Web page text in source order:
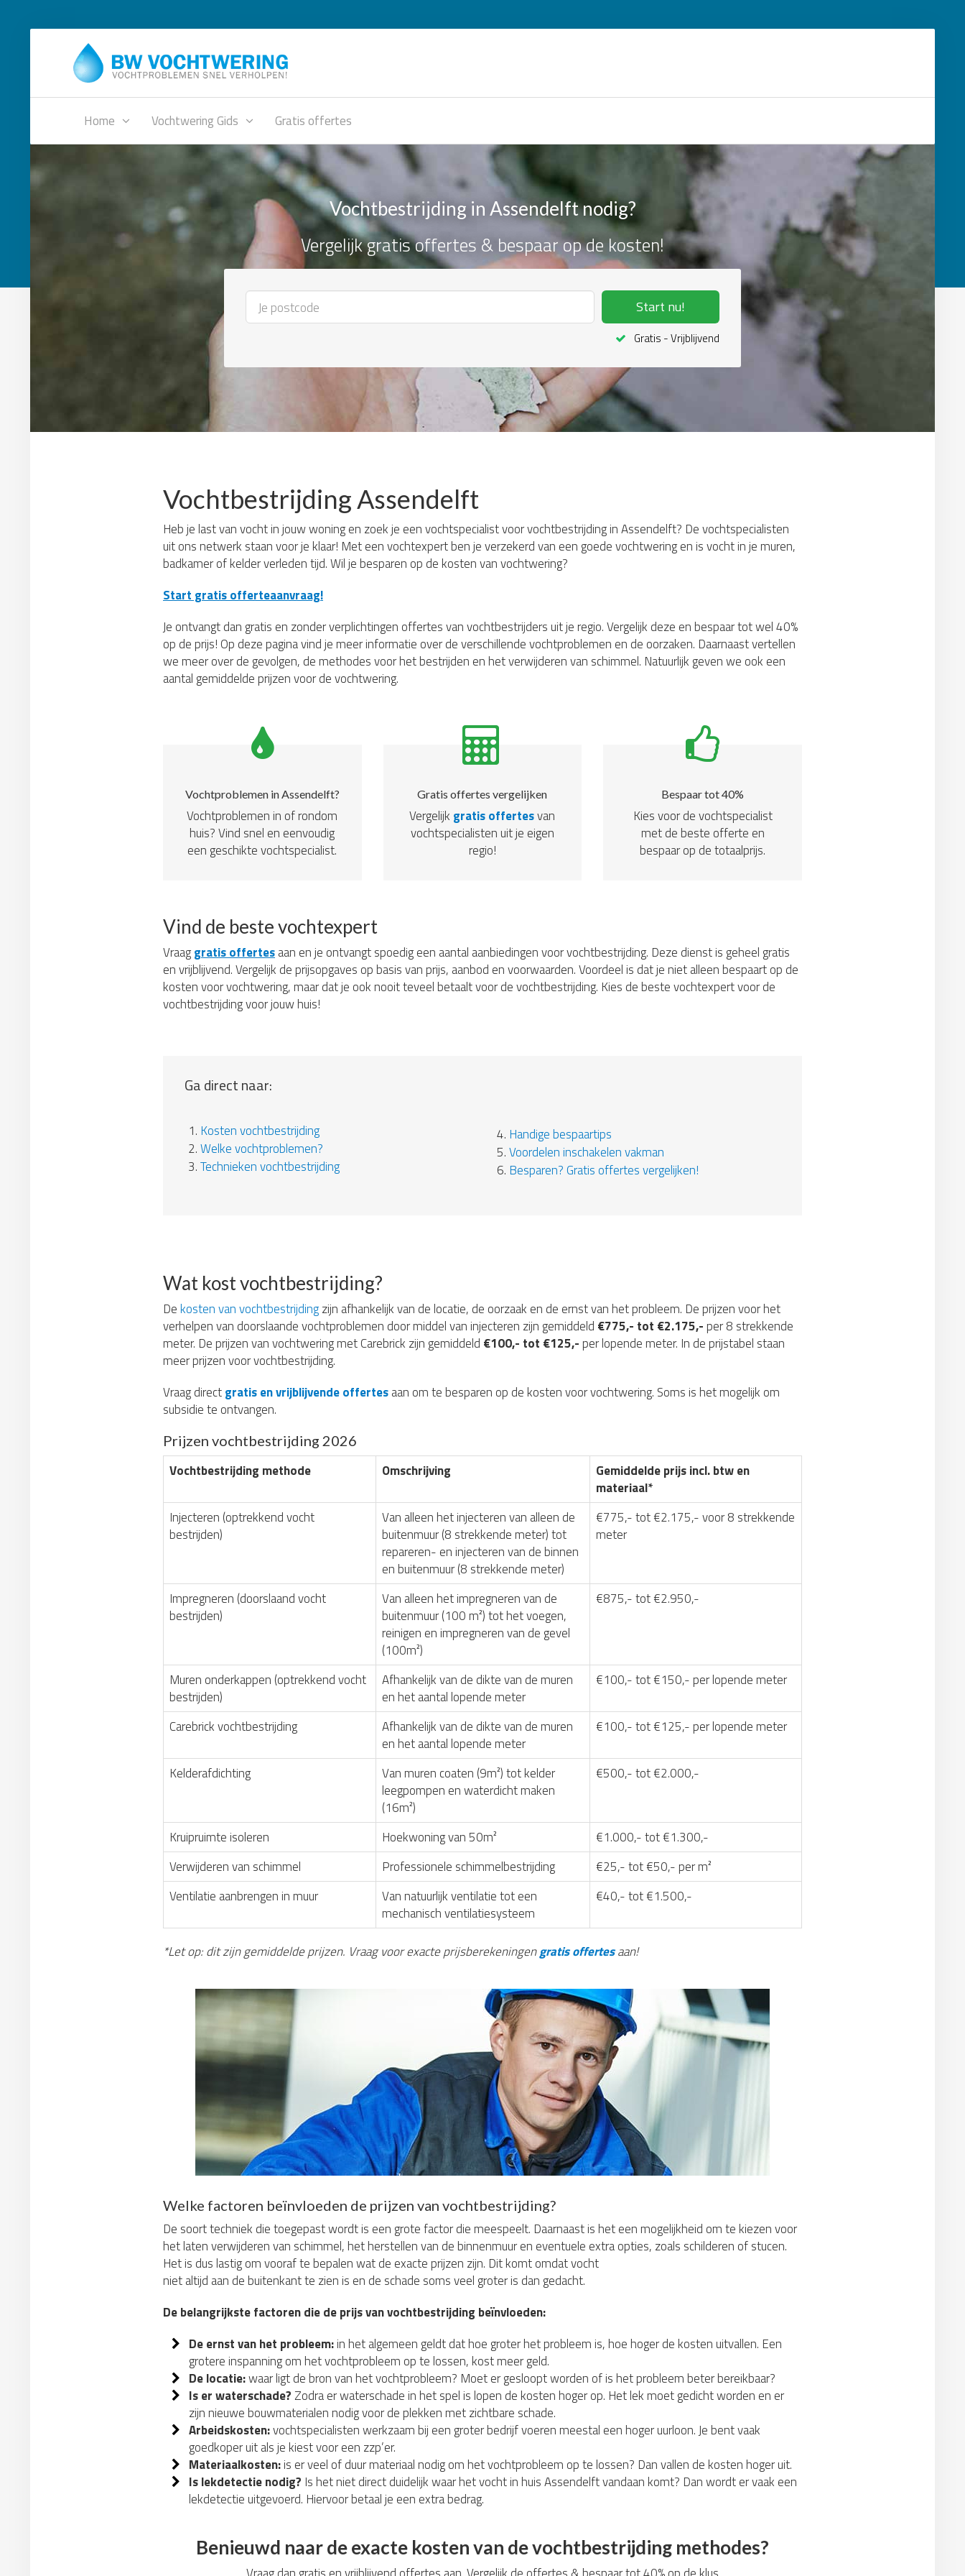
Home Vochtwering Gids Gratis offertes
Vochtbestrijding in Assendelft nodig?
Vergelijk gratis offertes & bespaar op de kosten!
Start nu!
Gratis - Vrijblijvend
Vochtbestrijding Assendelft
Heb je last van vocht in jouw woning en zoek je een vochtspecialist voor vochtbestrijding in Assendelft? De vochtspecialisten
uit ons netwerk staan voor je klaar! Met een vochtexpert ben je verzekerd van een goede vochtwering en is vocht in je muren,
badkamer of kelder verleden tijd. Wil je besparen op de kosten van vochtwering?
Start gratis offerteaanvraag!
Je ontvangt dan gratis en zonder verplichtingen offertes van vochtbestrijders uit je regio. Vergelijk deze en bespaar tot wel 40%
op de prijs! Op deze pagina vind je meer informatie over de verschillende vochtproblemen en de oorzaken. Daarnaast vertellen
we meer over de gevolgen, de methodes voor het bestrijden en het verwijderen van schimmel. Natuurlijk geven we ook een
aantal gemiddelde prijzen voor de vochtwering.
Vochtproblemen in Assendelft?
Vochtproblemen in of rondom
huis? Vind snel en eenvoudig
een geschikte vochtspecialist.
Gratis offertes vergelijken
Vergelijk gratis offertesvan
vochtspecialisten uit je eigen
regio!
Bespaar tot 40%
Kies voor de vochtspecialist
met de beste offerte en
bespaar op de totaalprijs.
Vind de beste vochtexpert
Vraaggratis offertesaan en je ontvangt spoedig een aantal aanbiedingen voor vochtbestrijding. Deze dienst is geheel gratis
en vrijblijvend. Vergelijk de prijsopgaves op basis van prijs, aanbod en voorwaarden. Voordeel is dat je niet alleen bespaart op de
kosten voor vochtwering, maar dat je ook nooit teveel betaalt voor de vochtbestrijding. Kies de beste vochtexpert voor de
vochtbestrijding voor jouw huis!
Ga direct naar:
1. Kosten vochtbestrijding
2.Welke vochtproblemen?
3.Technieken vochtbestrijding
4. Handige bespaartips
5.Voordelen inschakelen vakman
6. Besparen? Gratis offertes vergelijken!
Wat kost vochtbestrijding?
Dekosten van vochtbestrijdingzijn afhankelijk van de locatie, de oorzaak en de ernst van het probleem. De prijzen voor het
verhelpen van doorslaande vochtproblemen door middel van injecteren zijn gemiddeld €775,- tot €2.175,- per 8 strekkende
meter. De prijzen van vochtwering met Carebrick zijn gemiddeld €100,- tot €125,- per lopende meter. In de prijstabel staan
meer prijzen voor vochtbestrijding.
Vraag directgratis en vrijblijvende offertesaan om te besparen op de kosten voor vochtwering. Soms is het mogelijk om
subsidie te ontvangen.
Prijzen vochtbestrijding 2026
Vochtbestrijding methode Omschrijving
Gemiddelde prijs incl. btw en
materiaal*
Injecteren (optrekkend vocht
bestrijden)
Van alleen het injecteren van alleen de
buitenmuur (8 strekkende meter) tot
repareren- en injecteren van de binnen
en buitenmuur (8 strekkende meter)
€775,- tot €2.175,- voor 8 strekkende
meter
Impregneren (doorslaand vocht
bestrijden)
Van alleen het impregneren van de
buitenmuur (100 m²) tot het voegen,
reinigen en impregneren van de gevel
(100m²)
€875,- tot €2.950,-
Muren onderkappen (optrekkend vocht
bestrijden)
Afhankelijk van de dikte van de muren
en het aantal lopende meter
€100,- tot €150,- per lopende meter
Carebrick vochtbestrijding
Afhankelijk van de dikte van de muren
en het aantal lopende meter
€100,- tot €125,- per lopende meter
Kelderafdichting
Van muren coaten (9m²) tot kelder
leegpompen en waterdicht maken
(16m²)
€500,- tot €2.000,-
Kruipruimte isoleren Hoekwoning van 50m²
€1.000,- tot €1.300,-
Verwijderen van schimmel
Professionele schimmelbestrijding
€25,- tot €50,- per m²
Ventilatie aanbrengen in muur
Van natuurlijk ventilatie tot een
mechanisch ventilatiesysteem
€40,- tot €1.500,-
*Let op: dit zijn gemiddelde prijzen. Vraag voor exacte prijsberekeningengratis offertesaan!
Welke factoren beïnvloeden de prijzen van vochtbestrijding?
De soort techniek die toegepast wordt is een grote factor die meespeelt. Daarnaast is het een mogelijkheid om te kiezen voor
het laten verwijderen van schimmel, het herstellen van de binnenmuur en eventuele extra opties, zoals schilderen of stucen.
Het is dus lastig om vooraf te bepalen wat de exacte prijzen zijn. Dit komt omdat vocht
niet altijd aan de buitenkant te zien is en de schade soms veel groter is dan gedacht.
De belangrijkste factoren die de prijs van vochtbestrijding beïnvloeden:
De ernst van het probleem:in het algemeen geldt dat hoe groter het probleem is, hoe hoger de kosten uitvallen. Een
grotere inspanning om het vochtprobleem op te lossen, kost meer geld.
De locatie:waar ligt de bron van het vochtprobleem? Moet er gesloopt worden of is het probleem beter bereikbaar?
Is er waterschade? Zodra er waterschade in het spel is lopen de kosten hoger op. Het lek moet gedicht worden en er
zijn nieuwe bouwmaterialen nodig voor de plekken met zichtbare schade.
Arbeidskosten:vochtspecialisten werkzaam bij een groter bedrijf voeren meestal een hoger uurloon. Je bent vaak
goedkoper uit als je kiest voor een zzp’er.
Materiaalkosten:is er veel of duur materiaal nodig om het vochtprobleem op te lossen? Dan vallen de kosten hoger uit.
Is lekdetectie nodig? Is het niet direct duidelijk waar het vocht in huis Assendelft vandaan komt? Dan wordt er vaak een
lekdetectie uitgevoerd. Hiervoor betaal je een extra bedrag.
Benieuwd naar de exacte kosten van de vochtbestrijding methodes?